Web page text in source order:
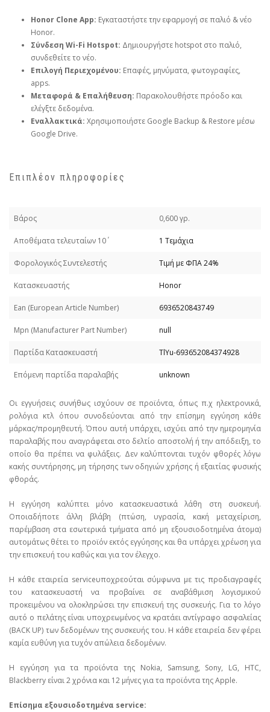
Honor Clone App: Εγκαταστήστε την εφαρμογή σε παλιό & νέο
Honor.
Σύνδεση Wi-Fi Hotspot: Δημιουργήστε hotspot στο παλιό,
συνδεθείτε το νέο.
Επιλογή Περιεχομένου: Επαφές, μηνύματα, φωτογραφίες,
apps.
Μεταφορά & Επαλήθευση: Παρακολουθήστε πρόοδο και
ελέγξτε δεδομένα.
Εναλλακτικά: Χρησιμοποιήστε Google Backup & Restore μέσω
Google Drive.
Επιπλέον πληροφορίες
Βάρος 0,600 γρ.
Απoθέματα τελευταίων 10΄ 1 Τεμάχια
Φορολογικός Συντελεστής Τιμή με ΦΠΑ 24%
Κατασκευαστής Honor
Εan (European Article Number) 6936520843749
Mpn (Manufacturer Part Number) null
Παρτίδα Κατασκευαστή TlYu-693652084374928
Επόμενη παρτίδα παραλαβής unknown
Οι εγγυήσεις συνήθως ισχύουν σε προϊόντα, όπως π.χ ηλεκτρονικά,
ρολόγια κτλ όπου συνοδεύονται από την επίσημη εγγύηση κάθε
μάρκας/προμηθευτή. Όπου αυτή υπάρχει, ισχύει από την ημερομηνία
παραλαβής που αναγράφεται στο δελτίο αποστολή ή την απόδειξη, το
οποίο θα πρέπει να φυλάξεις. Δεν καλύπτονται τυχόν φθορές λόγω
κακής συντήρησης, μη τήρησης των οδηγιών χρήσης ή εξαιτίας φυσικής
φθοράς.
Η εγγύηση καλύπτει μόνο κατασκευαστικά λάθη στη συσκευή.
Οποιαδήποτε άλλη βλάβη (πτώση, υγρασία, κακή μεταχείριση,
παρέμβαση στα εσωτερικά τμήματα από μη εξουσιοδοτημένα άτομα)
αυτομάτως θέτει το προϊόν εκτός εγγύησης και θα υπάρχει χρέωση για
την επισκευή του καθώς και για τον έλεγχο.
Η κάθε εταιρεία serviceυποχρεούται σύμφωνα με τις προδιαγραφές
του κατασκευαστή να προβαίνει σε αναβάθμιση λογισμικού
προκειμένου να ολοκληρώσει την επισκευή της συσκευής. Για το λόγο
αυτό ο πελάτης είναι υποχρεωμένος να κρατάει αντίγραφο ασφαλείας
(BACK UP) των δεδομένων της συσκευής του. Η κάθε εταιρεία δεν φέρει
καμία ευθύνη για τυχόν απώλεια δεδομένων.
Η εγγύηση για τα προϊόντα της Nokia, Samsung, Sony, LG, HTC,
Blackberry είναι 2 χρόνια και 12 μήνες για τα προϊόντα της Apple.
Επίσημα εξουσιοδοτημένα service: